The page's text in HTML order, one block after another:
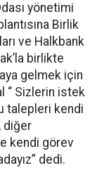
yönetimi
Birlik
ve Halkbank
birlikte
gelmek için
“ Sizlerin istek
talepleri kendi
diğer
kendi görev
dedi.